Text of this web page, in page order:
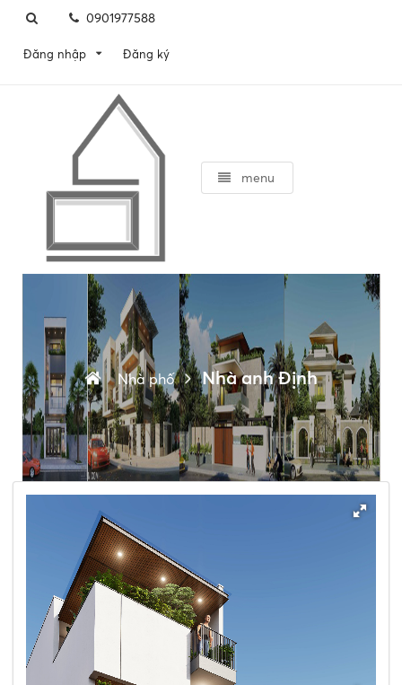
0901977588
Đăng nhập Đăng ký
menu
Nhà phố Nhà anh Định